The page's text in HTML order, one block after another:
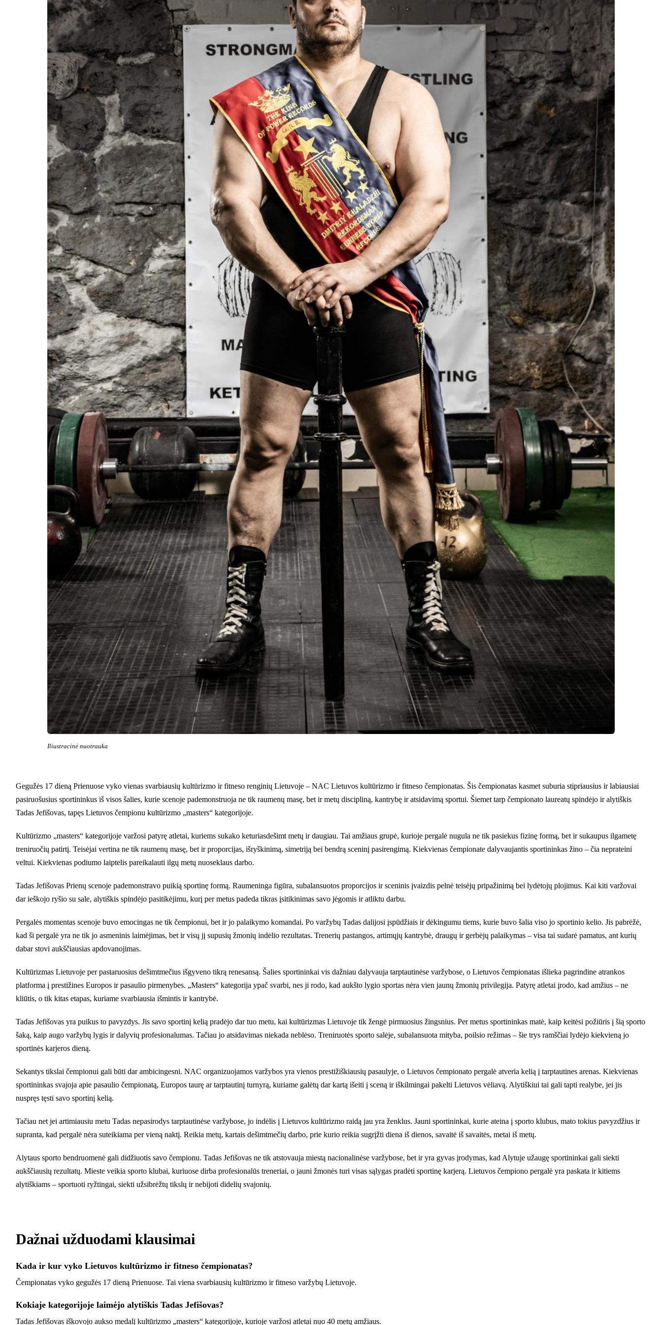
Iliustracinė nuotrauka
Gegužės 17 dieną Prienuose vyko vienas svarbiausių kultūrizmo ir fitneso renginių Lietuvoje – NAC Lietuvos kultūrizmo ir fitneso čempionatas. Šis čempionatas kasmet suburia stipriausius ir labiausiai
pasiruošusius sportininkus iš visos šalies, kurie scenoje pademonstruoja ne tik raumenų masę, bet ir metų discipliną, kantrybę ir atsidavimą sportui. Šiemet tarp čempionato laureatų spindėjo ir alytiškis
Tadas Jefišovas, tapęs Lietuvos čempionu kultūrizmo „masters“ kategorijoje.
Kultūrizmo „masters“ kategorijoje varžosi patyrę atletai, kuriems sukako keturiasdešimt metų ir daugiau. Tai amžiaus grupė, kurioje pergalė nugula ne tik pasiekus fizinę formą, bet ir sukaupus ilgametę
treniruočių patirtį. Teisėjai vertina ne tik raumenų masę, bet ir proporcijas, išryškinimą, simetriją bei bendrą sceninį pasirengimą. Kiekvienas čempionate dalyvaujantis sportininkas žino – čia neprateini
veltui. Kiekvienas podiumo laiptelis pareikalauti ilgų metų nuoseklaus darbo.
Tadas Jefišovas Prienų scenoje pademonstravo puikią sportinę formą. Raumeninga figūra, subalansuotos proporcijos ir sceninis įvaizdis pelnė teisėjų pripažinimą bei lydėtojų plojimus. Kai kiti varžovai
dar ieškojo ryšio su sale, alytiškis spindėjo pasitikėjimu, kurį per metus padeda tikras įsitikinimas savo jėgomis ir atliktu darbu.
Pergalės momentas scenoje buvo emocingas ne tik čempionui, bet ir jo palaikymo komandai. Po varžybų Tadas dalijosi įspūdžiais ir dėkingumu tiems, kurie buvo šalia viso jo sportinio kelio. Jis pabrėžė,
kad ši pergalė yra ne tik jo asmeninis laimėjimas, bet ir visų jį supusių žmonių indėlio rezultatas. Trenerių pastangos, artimųjų kantrybė, draugų ir gerbėjų palaikymas – visa tai sudarė pamatus, ant kurių
dabar stovi aukščiausias apdovanojimas.
Kultūrizmas Lietuvoje per pastaruosius dešimtmečius išgyveno tikrą renesansą. Šalies sportininkai vis dažniau dalyvauja tarptautinėse varžybose, o Lietuvos čempionatas išlieka pagrindine atrankos
platforma į prestižines Europos ir pasaulio pirmenybes. „Masters“ kategorija ypač svarbi, nes ji rodo, kad aukšto lygio sportas nėra vien jaunų žmonių privilegija. Patyrę atletai įrodo, kad amžius – ne
kliūtis, o tik kitas etapas, kuriame svarbiausia išmintis ir kantrybė.
Tadas Jefišovas yra puikus to pavyzdys. Jis savo sportinį kelią pradėjo dar tuo metu, kai kultūrizmas Lietuvoje tik žengė pirmuosius žingsnius. Per metus sportininkas matė, kaip keitėsi požiūris į šią sporto
šaką, kaip augo varžybų lygis ir dalyvių profesionalumas. Tačiau jo atsidavimas niekada neblėso. Treniruotės sporto salėje, subalansuota mityba, poilsio režimas – šie trys ramščiai lydėjo kiekvieną jo
sportinės karjeros dieną.
Sekantys tikslai čempionui gali būti dar ambicingesni. NAC organizuojamos varžybos yra vienos prestižiškiausių pasaulyje, o Lietuvos čempionato pergalė atveria kelią į tarptautines arenas. Kiekvienas
sportininkas svajoja apie pasaulio čempionatą, Europos taurę ar tarptautinį turnyrą, kuriame galėtų dar kartą išeiti į sceną ir iškilmingai pakelti Lietuvos vėliavą. Alytiškiui tai gali tapti realybe, jei jis
nuspręs tęsti savo sportinį kelią.
Tačiau net jei artimiausiu metu Tadas nepasirodys tarptautinėse varžybose, jo indėlis į Lietuvos kultūrizmo raidą jau yra ženklus. Jauni sportininkai, kurie ateina į sporto klubus, mato tokius pavyzdžius ir
supranta, kad pergalė nėra suteikiama per vieną naktį. Reikia metų, kartais dešimtmečių darbo, prie kurio reikia sugrįžti diena iš dienos, savaitė iš savaitės, metai iš metų.
Alytaus sporto bendruomenė gali didžiuotis savo čempionu. Tadas Jefišovas ne tik atstovauja miestą nacionalinėse varžybose, bet ir yra gyvas įrodymas, kad Alytuje užaugę sportininkai gali siekti
aukščiausių rezultatų. Mieste veikia sporto klubai, kuriuose dirba profesionalūs treneriai, o jauni žmonės turi visas sąlygas pradėti sportinę karjerą. Lietuvos čempiono pergalė yra paskata ir kitiems
alytiškiams – sportuoti ryžtingai, siekti užsibrėžtų tikslų ir nebijoti didelių svajonių.
Dažnai užduodami klausimai
Kada ir kur vyko Lietuvos kultūrizmo ir fitneso čempionatas?
Čempionatas vyko gegužės 17 dieną Prienuose. Tai viena svarbiausių kultūrizmo ir fitneso varžybų Lietuvoje.
Kokiaje kategorijoje laimėjo alytiškis Tadas Jefišovas?
Tadas Jefišovas iškovojo aukso medalį kultūrizmo „masters“ kategorijoje, kurioje varžosi atletai nuo 40 metų amžiaus.